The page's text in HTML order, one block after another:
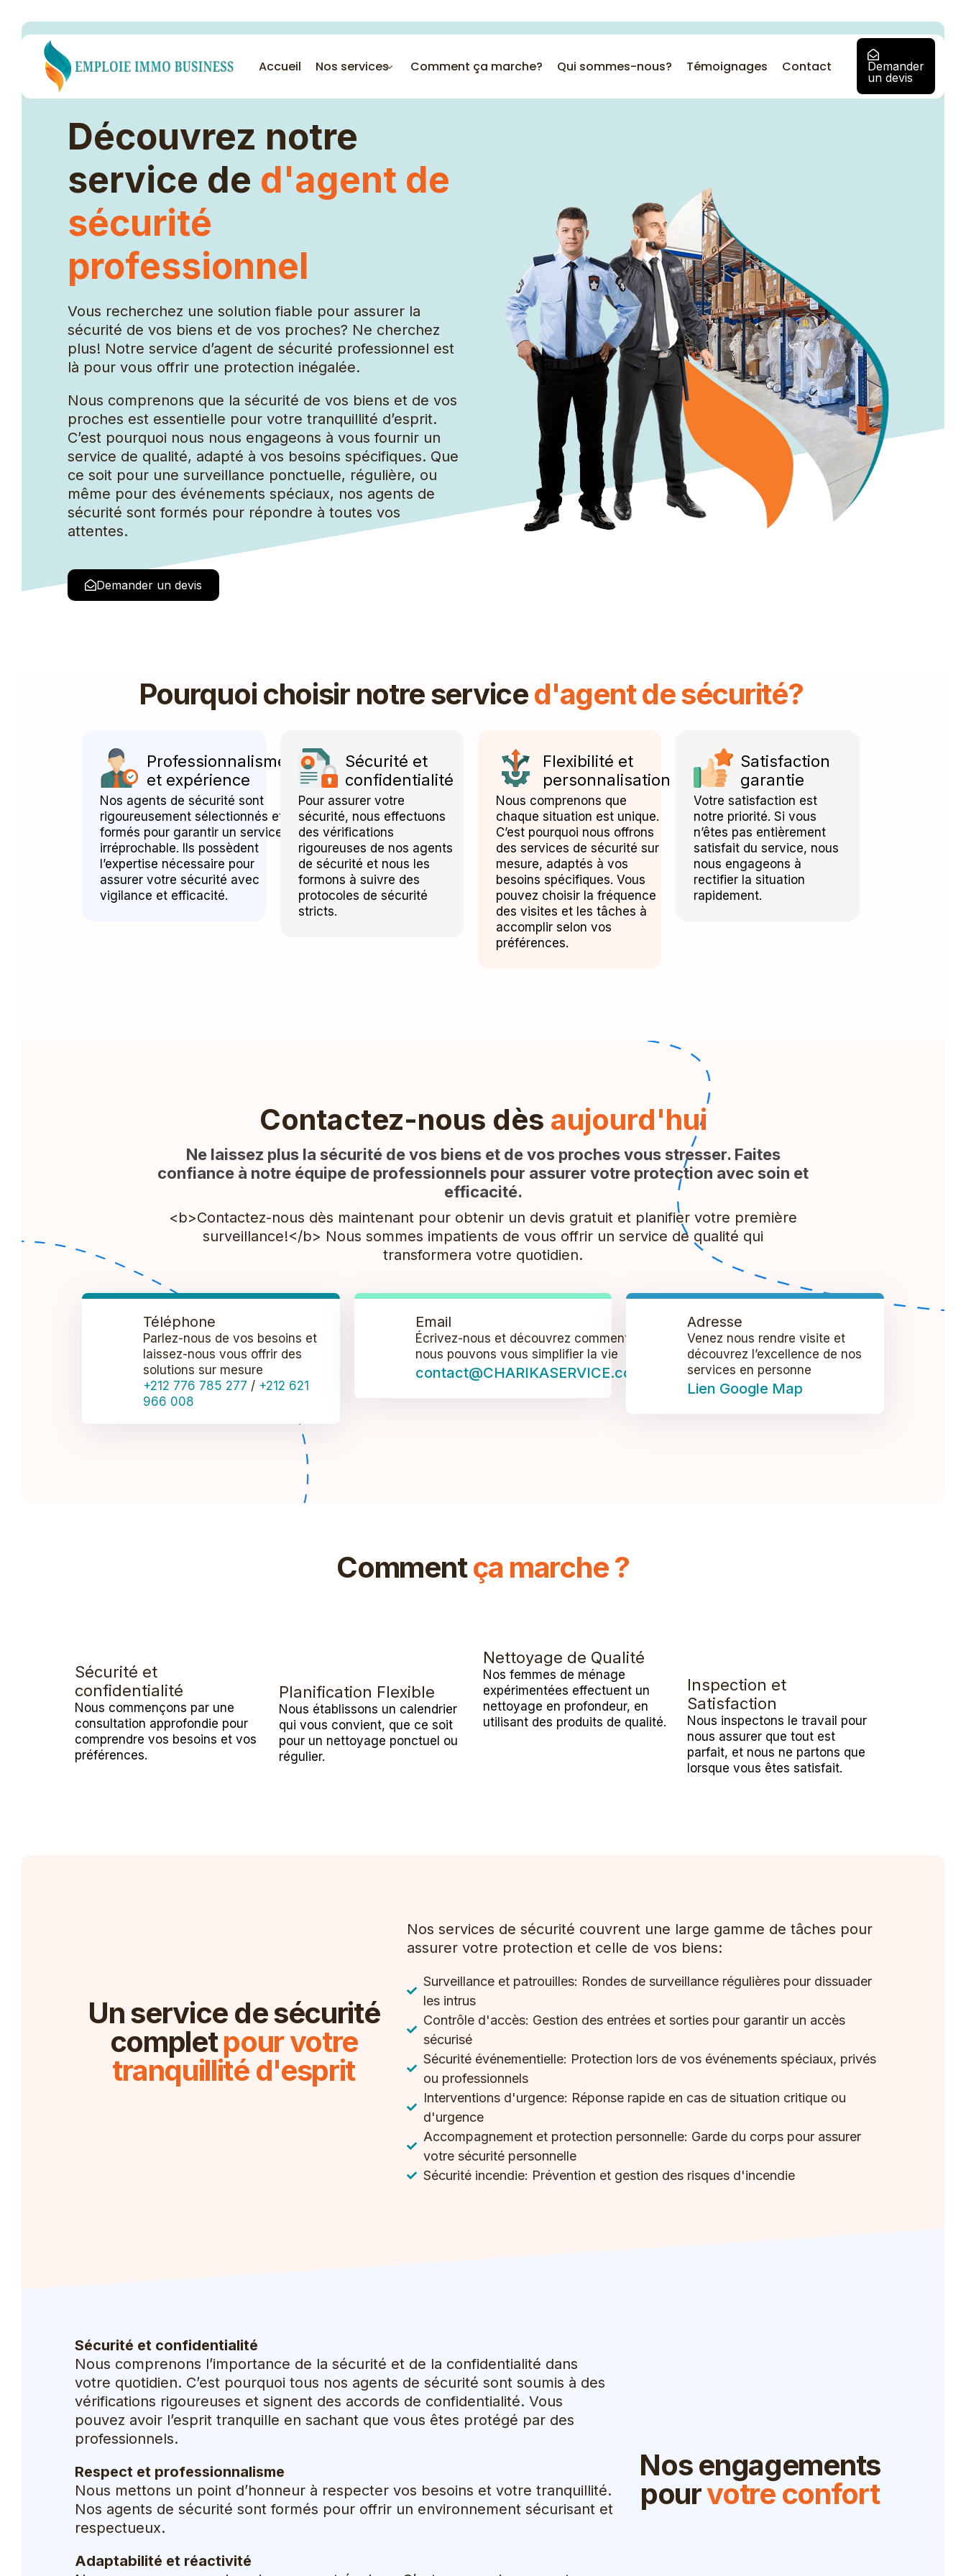
Accueil Nos services
Femme de ménage
Garde malade
Nounou
Cuisinière
Concierge
Coursier
Grand groupe de nettoyage
Besoin d'une solution
d'entreprise personnalisée
?
Contactez notre équipe pour
discuter d’une solution adaptée
à vous et aux besoins de votre
équipe.
Demander un devis
Comment ça marche? Qui sommes-nous? Témoignages Contact
Demander
un devis
Découvrez notre
service de d'agent de
sécurité
professionnel
Vous recherchez une solution fiable pour assurer la
sécurité de vos biens et de vos proches? Ne cherchez
plus! Notre service d’agent de sécurité professionnel est
là pour vous offrir une protection inégalée.
Nous comprenons que la sécurité de vos biens et de vos
proches est essentielle pour votre tranquillité d’esprit.
C’est pourquoi nous nous engageons à vous fournir un
service de qualité, adapté à vos besoins spécifiques. Que
ce soit pour une surveillance ponctuelle, régulière, ou
même pour des événements spéciaux, nos agents de
sécurité sont formés pour répondre à toutes vos
attentes.
Demander un devis
Pourquoi choisir notre serviced'agent de sécurité?
Professionnalisme
et expérience
Nos agents de sécurité sont
rigoureusement sélectionnés et
formés pour garantir un service
irréprochable. Ils possèdent
l’expertise nécessaire pour
assurer votre sécurité avec
vigilance et efficacité.
Sécurité et
confidentialité
Pour assurer votre
sécurité, nous effectuons
des vérifications
rigoureuses de nos agents
de sécurité et nous les
formons à suivre des
protocoles de sécurité
stricts.
Flexibilité et
personnalisation
Nous comprenons que
chaque situation est unique.
C’est pourquoi nous offrons
des services de sécurité sur
mesure, adaptés à vos
besoins spécifiques. Vous
pouvez choisir la fréquence
des visites et les tâches à
accomplir selon vos
préférences.
Satisfaction
garantie
Votre satisfaction est
notre priorité. Si vous
n’êtes pas entièrement
satisfait du service, nous
nous engageons à
rectifier la situation
rapidement.
Contactez-nous dès aujourd'hui
Ne laissez plus la sécurité de vos biens et de vos proches vous stresser. Faites
confiance à notre équipe de professionnels pour assurer votre protection avec soin et
efficacité.
<b>Contactez-nous dès maintenant pour obtenir un devis gratuit et planifier votre première
surveillance!</b> Nous sommes impatients de vous offrir un service de qualité qui
transformera votre quotidien.
Téléphone
Parlez-nous de vos besoins et
laissez-nous vous offrir des
solutions sur mesure
+212 776 785 277 / +212 621
966 008
Email
Écrivez-nous et découvrez comment
nous pouvons vous simplifier la vie
contact@CHARIKASERVICE.com
Adresse
Venez nous rendre visite et
découvrez l’excellence de nos
services en personne
Lien Google Map
Commentça marche ?
Sécurité et
confidentialité
Nous commençons par une
consultation approfondie pour
comprendre vos besoins et vos
préférences.
Planification Flexible
Nous établissons un calendrier
qui vous convient, que ce soit
pour un nettoyage ponctuel ou
régulier.
Nettoyage de Qualité
Nos femmes de ménage
expérimentées effectuent un
nettoyage en profondeur, en
utilisant des produits de qualité.
Inspection et
Satisfaction
Nous inspectons le travail pour
nous assurer que tout est
parfait, et nous ne partons que
lorsque vous êtes satisfait.
Un service de sécurité
completpour votre
tranquillité d'esprit
Nos services de sécurité couvrent une large gamme de tâches pour
assurer votre protection et celle de vos biens:
Surveillance et patrouilles: Rondes de surveillance régulières pour dissuader
les intrus
Contrôle d'accès: Gestion des entrées et sorties pour garantir un accès
sécurisé
Sécurité événementielle: Protection lors de vos événements spéciaux, privés
ou professionnels
Interventions d'urgence: Réponse rapide en cas de situation critique ou
d'urgence
Accompagnement et protection personnelle: Garde du corps pour assurer
votre sécurité personnelle
Sécurité incendie: Prévention et gestion des risques d'incendie
Sécurité et confidentialité
Nous comprenons l’importance de la sécurité et de la confidentialité dans
votre quotidien. C’est pourquoi tous nos agents de sécurité sont soumis à des
vérifications rigoureuses et signent des accords de confidentialité. Vous
pouvez avoir l’esprit tranquille en sachant que vous êtes protégé par des
professionnels.
Respect et professionnalisme
Nous mettons un point d’honneur à respecter vos besoins et votre tranquillité.
Nos agents de sécurité sont formés pour offrir un environnement sécurisant et
respectueux.
Adaptabilité et réactivité
Nos engagements
pourvotre confort